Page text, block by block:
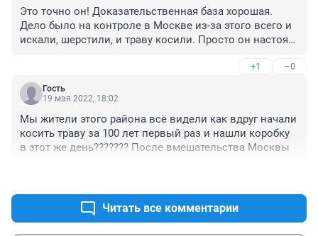
Это точно он! Доказательственная база хорошая.
Дело было на контроле в Москве из-за этого всего и
искали, шерстили, и траву косили. Просто он настоял
откосить. Типа не он, и все фальсифицировано. Да он
это, он. А девочка бедная настрадалась. Пусть
отвечает по всей строгости закона.
+1 –0
Гость
19 мая 2022, 18:02
Мы жители этого района всё видели как вдруг начали
косить траву за 100 лет первый раз и нашли коробку
в этот же день??????? После вмешательства Москвы
Читать все комментарии